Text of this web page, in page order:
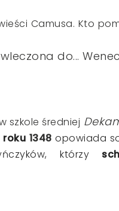
Camusa. Kto
do...
szkole średniej
roku 1348 opowiada
którzy